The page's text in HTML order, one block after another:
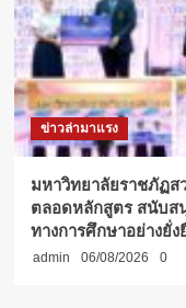
ข่าวล่ามาแรง
มหาวิทยาลัยราชภัฏ
ตลอดหลักสูตร สนับส
ทางการศึกษาอย่างยั่ง
admin 06/08/2026 0